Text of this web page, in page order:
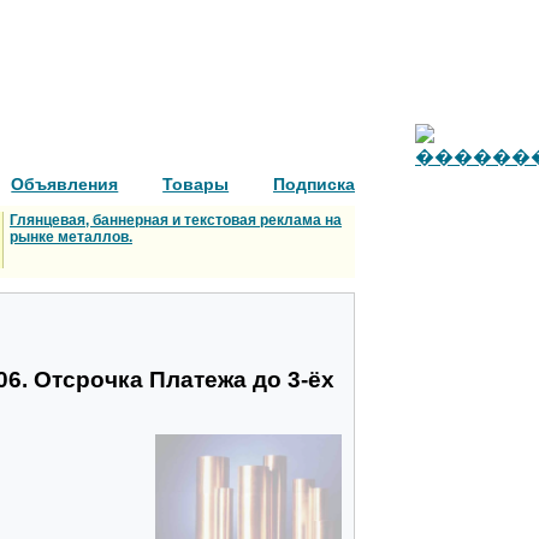
Объявления Товары Подписка
Глянцевая, баннерная и текстовая реклама на
рынке металлов.
Отсрочка Платежа до 3-ёх